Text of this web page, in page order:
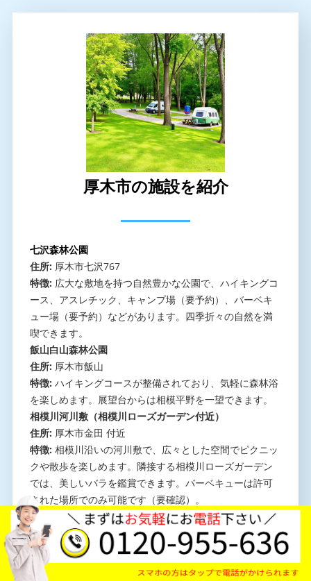
厚木市の施設を紹介
七沢森林公園
住所: 厚木市七沢767
特徴: 広大な敷地を持つ自然豊かな公園で、ハイキングコ
ース、アスレチック、キャンプ場（要予約）、バーベキ
ュー場（要予約）などがあります。四季折々の自然を満
喫できます。
飯山白山森林公園
住所: 厚木市飯山
特徴: ハイキングコースが整備されており、気軽に森林浴
を楽しめます。展望台からは相模平野を一望できます。
相模川河川敷（相模川ローズガーデン付近）
住所: 厚木市金田 付近
特徴: 相模川沿いの河川敷で、広々とした空間でピクニッ
クや散歩を楽しめます。隣接する相模川ローズガーデン
では、美しいバラを鑑賞できます。バーベキューは許可
された場所でのみ可能です（要確認）。
厚木市中央公園
住所:厚木市寿町3-420
特徴:
厚木市の中心部に位置する公園で、芝生広場、遊
具、SL展示などがあります。ピクニックや散歩に最適で